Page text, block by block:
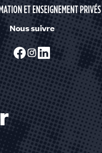
ET ENSEIGNEMENT PRIVÉS
Nous suivre